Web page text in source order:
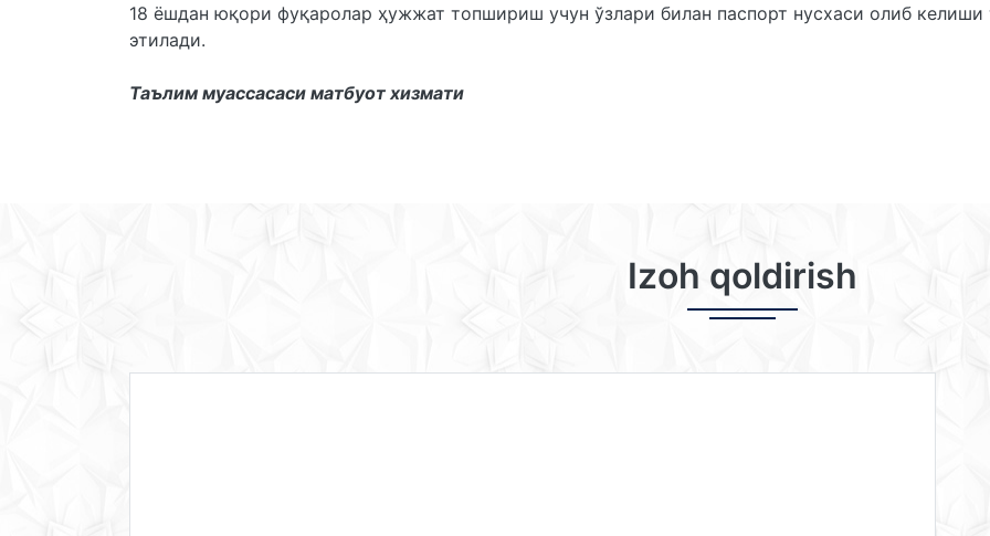
18 ёшдан юқори фуқаролар ҳужжат топшириш учун ўзлари билан паспорт нусхаси олиб келиши
этилади.
Таълим муассасаси матбуот хизмати
Izoh qoldirish